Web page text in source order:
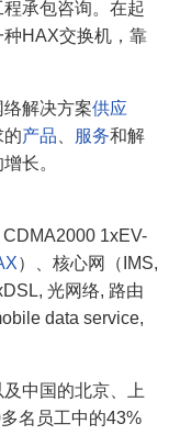
承包咨询。在起
HAX交换机，靠
解决方案供应
的产品 服务和解
长。
CDMA2000 1xEV-
）、核心网（IMS,
光网络, 路由
data service,
中国的北京、上
名员工中的43%